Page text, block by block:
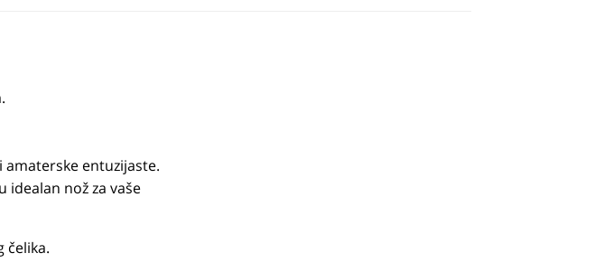
amaterske entuzijaste.
nož za vaše
čelika.